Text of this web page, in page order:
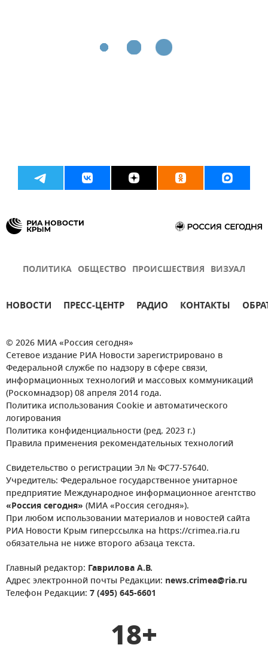
ПОЛИТИКА ОБЩЕСТВО ПРОИСШЕСТВИЯ ВИЗУАЛ
НОВОСТИ ПРЕСС-ЦЕНТР РАДИО КОНТАКТЫ
© 2026 МИА «Россия сегодня»
Сетевое издание РИА Новости зарегистрировано в
Федеральной службе по надзору в сфере связи,
информационных технологий и массовых коммуникаций
(Роскомнадзор) 08 апреля 2014 года.
Политика использования Cookie и автоматического
логирования
Политика конфиденциальности (ред. 2023 г.)
Правила применения рекомендательных технологий
Свидетельство о регистрации Эл № ФС77-57640.
Учредитель: Федеральное государственное унитарное
предприятие Международное информационное агентство
«Россия сегодня» (МИА «Россия сегодня»).
При любом использовании материалов и новостей сайта
РИА Новости Крым гиперссылка на https://crimea.ria.ru
обязательна не ниже второго абзаца текста.
Главный редактор: Гаврилова А.В.
Адрес электронной почты Редакции: news.crimea@ria.ru
Телефон Редакции: 7 (495) 645-6601
18+